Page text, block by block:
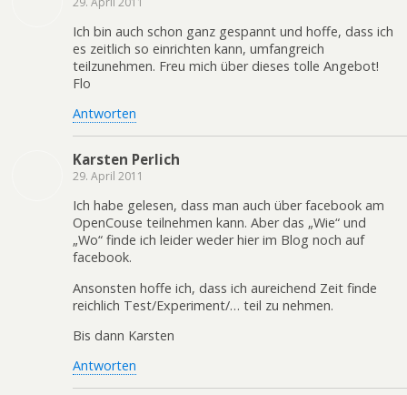
Ich bin auch schon ganz gespannt und hoffe, dass ich
es zeitlich so einrichten kann, umfangreich
teilzunehmen. Freu mich über dieses tolle Angebot!
Flo
Antworten
Karsten Perlich
29. April 2011
Ich habe gelesen, dass man auch über facebook am
OpenCouse teilnehmen kann. Aber das „Wie“ und
„Wo“ finde ich leider weder hier im Blog noch auf
facebook.
Ansonsten hoffe ich, dass ich aureichend Zeit finde
reichlich Test/Experiment/… teil zu nehmen.
Bis dann Karsten
Antworten